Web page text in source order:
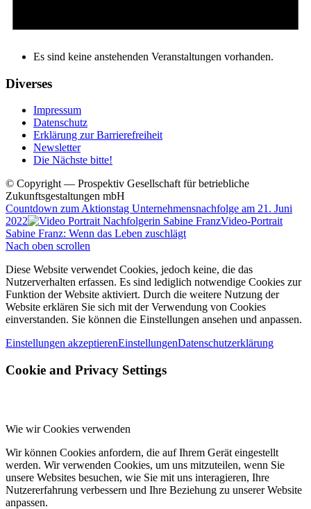
Es sind keine anstehenden Veranstaltungen vorhanden.
Diverses
Impressum
Datenschutz
Erklärung zur Barrierefreiheit
Newsletter
Die Nächste bitte!
© Copyright — Prospektiv Gesellschaft für betriebliche
Zukunftsgestaltungen mbH
Countdown zum Aktionstag Unternehmensnachfolge am 21. Juni
2022
Video-Portrait
Sabine Franz: Wenn das Leben zuschlägt
Nach oben scrollen
Diese Website verwendet Cookies, jedoch keine, die das
Nutzerverhalten erfassen. Es sind lediglich notwendige Cookies zur
Funktion der Website aktiviert. Durch die weitere Nutzung der
Website erklären Sie sich mit der Verwendung von Cookies
einverstanden. Sie können die Einstellungen ansehen und anpassen.
Einstellungen akzeptierenEinstellungenDatenschutzerklärung
Cookie and Privacy Settings
Wie wir Cookies verwenden
Wir können Cookies anfordern, die auf Ihrem Gerät eingestellt
werden. Wir verwenden Cookies, um uns mitzuteilen, wenn Sie
unsere Websites besuchen, wie Sie mit uns interagieren, Ihre
Nutzererfahrung verbessern und Ihre Beziehung zu unserer Website
anpassen.